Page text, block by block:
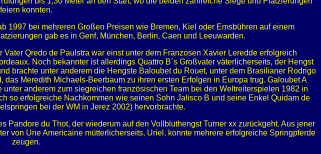
feiern konnten.
1997 bei mehreren Großen Preisen wie Bremen, Kiel oder Emsbühren auf einem
gab es in Genf, München, Berlin, Caen und Leeuwarden.
Qredo de Paulstra war einst unter dem Franzosen Xavier Leredde erfolgreich
Noch bekannter ist allerdings Quattro B´s Großvater väterlicherseits, der Hengst
brachte unter anderem die Hengste Baloubet du Rouet, unter dem Brasilianer Rodrigo
Meredith Michaels-Beerbaum zu ihren ersten Erfolgen in Europa trug. Galoubet A
anderem zum siegreichen französischen Team bei den Weltreiterspielen 1982 in
so erfolgreiche Nachkommen wie seinen Sohn Jalisco B und seine Enkel Quidam de
bei der WM in Jerez 2002) hervorbrachte.
Pandore du Thot, der wiederum auf den Vollbluthengst Turner xx zurückgeht. Aus jener
von Une Americaine mütterlicherseits, Uriel, konnte mehrere erfolgreiche Springpferde
zeugen.